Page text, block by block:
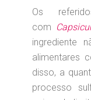
Os
com
ingrediente
alimentares
disso, a
processo